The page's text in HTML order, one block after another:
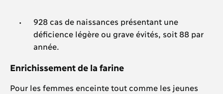
928 cas de naissances présentant une
déficience légère ou grave évités, soit 88 par
année.
Enrichissement de la farine
Pour les femmes enceinte tout comme les jeunes